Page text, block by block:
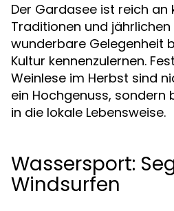
Der Gardasee ist reich an
Traditionen und jährlichen
wunderbare Gelegenheit
Kultur kennenzulernen.
Weinlese im Herbst sind
ein Hochgenuss, sondern
in die lokale Lebensweise.
Wassersport:
Windsurfen